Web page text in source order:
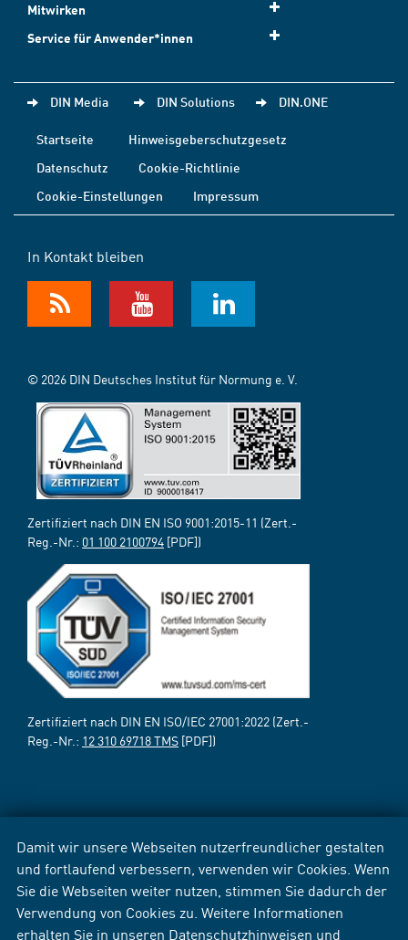
Damit wir unsere Webseiten nutzerfreundlicher gestalten
und fortlaufend verbessern, verwenden wir Cookies. Wenn
Sie die Webseiten weiter nutzen, stimmen Sie dadurch der
Verwendung von Cookies zu. Weitere Informationen
erhalten Sie in unseren Datenschutzhinweisen und
Mitwirken
Service für Anwender*innen
DIN Media DIN Solutions DIN.ONE
Startseite
Hinweisgeberschutzgesetz
Datenschutz
Cookie-Richtlinie
Cookie-Einstellungen
Impressum
In Kontakt bleiben
© 2026 DIN Deutsches Institut für Normung e. V.
Zertifiziert nach DIN EN ISO 9001:2015-11 (Zert.-
Reg.-Nr.: 01 100 2100794 [PDF])
Zertifiziert nach DIN EN ISO/IEC 27001:2022 (Zert.-
Reg.-Nr.: 12 310 69718 TMS [PDF])